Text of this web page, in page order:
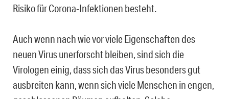
Risiko für Corona-Infektionen besteht.
Auch wenn nach wie vor viele Eigenschaften des
neuen Virus unerforscht bleiben, sind sich die
Virologen einig, dass sich das Virus besonders gut
ausbreiten kann, wenn sich viele Menschen in engen,